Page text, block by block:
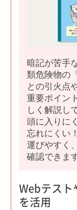
暗記が苦手
類危険物の
との引火点
重要ポイン
しく解説し
頭に入りに
忘れにくい
運びやすく
確認できます
Webテスト
を活用